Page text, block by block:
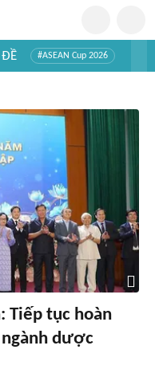
#ASEAN Cup 2026
Tiếp tục hoàn
dược